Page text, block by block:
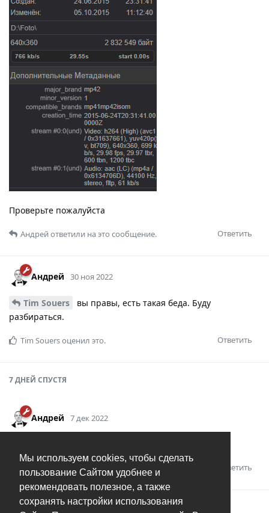
Мы используем cookies, чтобы сделать
пользование Сайтом удобнее и
рекомендовать полезное, а также
сохранять настройки использования
Проверьте пожалуйста
Ответить
Андрейответили на это сообщение.
Андрей 30 ноя 2022
Tim Souers
вы правы, есть такая беда. Буду
разбираться.
Ответить
Tim Souersоценил это.
7 ДНЕЙ СПУСТЯ
Андрей 7 дек 2022
Ответить
Tim Souersоценил это.
Андрейдобавил(а) тег.